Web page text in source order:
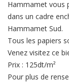
Hammamet vous
dans un cadre
Hammamet Sud.
Tous les papiers
Venez visitez ce
Prix : 125dt/m²
Pour plus de